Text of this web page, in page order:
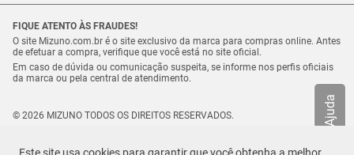
Ajuda
FIQUE ATENTO ÀS FRAUDES!
O site Mizuno.com.br é o site exclusivo da marca para compras online. Antes
de efetuar a compra, verifique que você está no site oficial.
Em caso de dúvida ou comunicação suspeita, se informe nos perfis oficiais
da marca ou pela central de atendimento.
© 2026 MIZUNO TODOS OS DIREITOS RESERVADOS.